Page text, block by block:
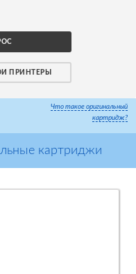
ПРИНТЕРЫ
Что такое оригинальный
картридж?
картриджи